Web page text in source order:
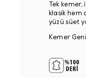
Tek
klasik hem
yüzü süet
Kemer